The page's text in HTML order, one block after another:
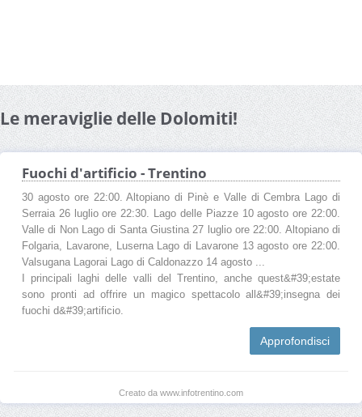
Le meraviglie delle Dolomiti!
Fuochi d'artificio - Trentino
30 agosto ore 22:00. Altopiano di Pinè e Valle di Cembra Lago di
Serraia 26 luglio ore 22:30. Lago delle Piazze 10 agosto ore 22:00.
Valle di Non Lago di Santa Giustina 27 luglio ore 22:00. Altopiano di
Folgaria, Lavarone, Luserna Lago di Lavarone 13 agosto ore 22:00.
Valsugana Lagorai Lago di Caldonazzo 14 agosto ...
I principali laghi delle valli del Trentino, anche quest&#39;estate
sono pronti ad offrire un magico spettacolo all&#39;insegna dei
fuochi d&#39;artificio.
Approfondisci
Creato da www.infotrentino.com